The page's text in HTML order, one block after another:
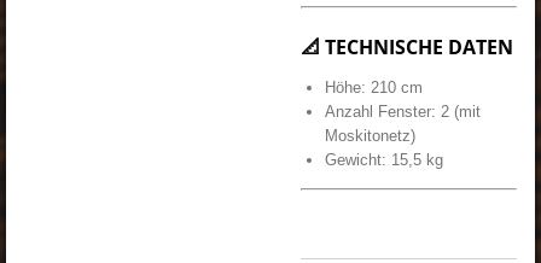
📐 TECHNISCHE DATEN
Höhe: 210 cm
Anzahl Fenster: 2 (mit
Moskitonetz)
Gewicht: 15,5 kg